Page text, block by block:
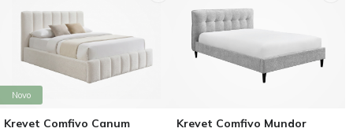
Novo
Krevet Comfivo Canum Krevet Comfivo Mundor